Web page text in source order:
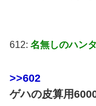
612: 名無しのハン
>>602
ゲハの皮算用